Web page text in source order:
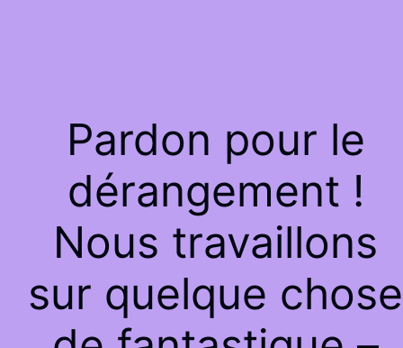
Pardon pour le
dérangement !
Nous travaillons
sur quelque chose